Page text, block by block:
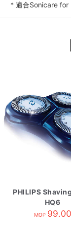
* 適合Sonicare for
PHILIPS
HQ6
MOP 99.00